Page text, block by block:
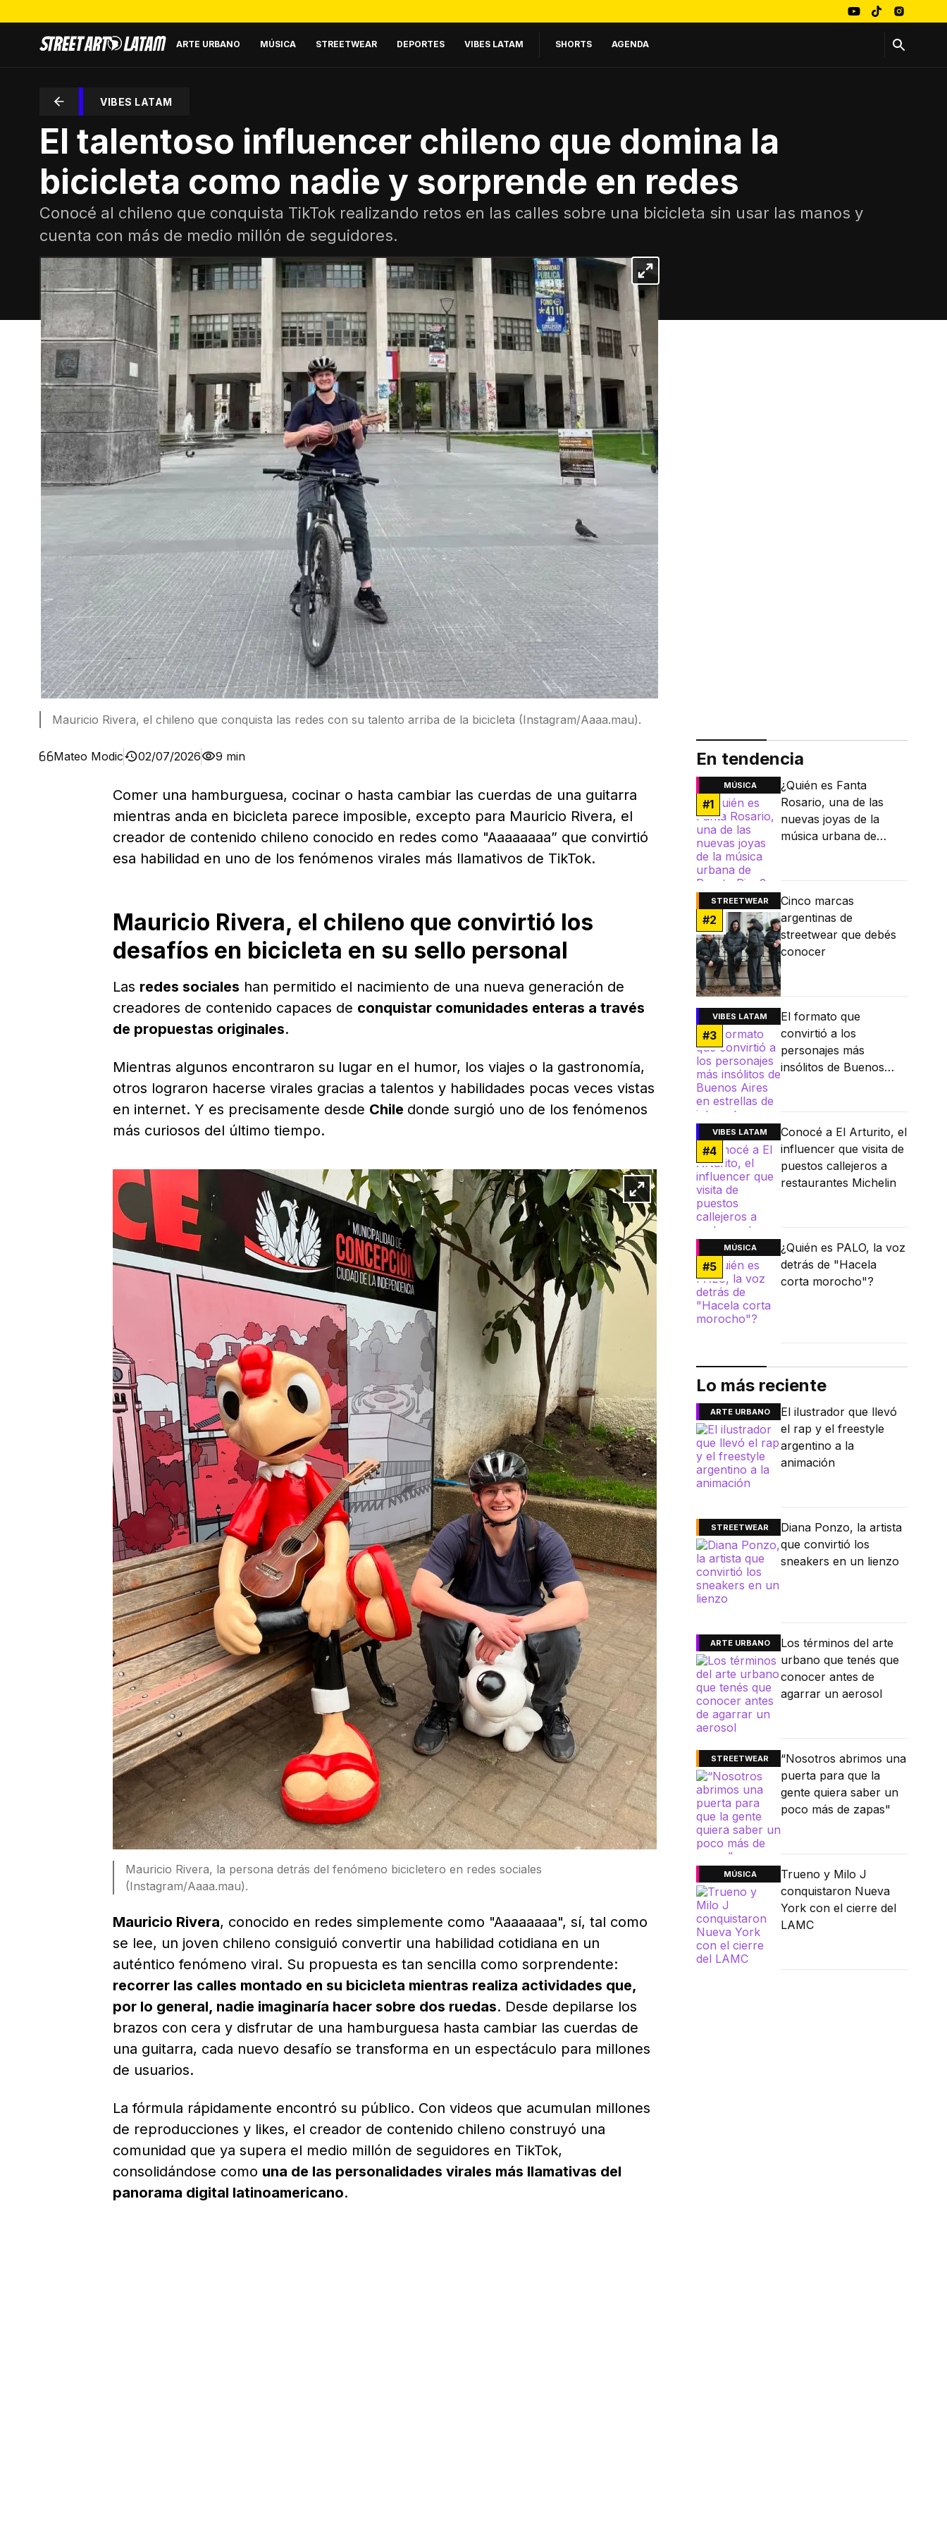
ARTE URBANO MÚSICA STREETWEAR DEPORTES VIBES LATAM SHORTS AGENDA
VIBES LATAM
El talentoso influencer chileno que domina la
bicicleta como nadie y sorprende en redes
Conocé al chileno que conquista TikTok realizando retos en las calles sobre una bicicleta sin usar las manos y
cuenta con más de medio millón de seguidores.
Mauricio Rivera, el chileno que conquista las redes con su talento arriba de la bicicleta (Instagram/Aaaa.mau).
Mateo Modic 02/07/2026 9 min
Comer una hamburguesa, cocinar o hasta cambiar las cuerdas de una guitarra
mientras anda en bicicleta parece imposible, excepto para Mauricio Rivera, el
creador de contenido chileno conocido en redes como "Aaaaaaaa” que convirtió
esa habilidad en uno de los fenómenos virales más llamativos de TikTok.
Mauricio Rivera, el chileno que convirtió los
desafíos en bicicleta en su sello personal
Las redes sociales han permitido el nacimiento de una nueva generación de
creadores de contenido capaces de conquistar comunidades enteras a través
de propuestas originales.
Mientras algunos encontraron su lugar en el humor, los viajes o la gastronomía,
otros lograron hacerse virales gracias a talentos y habilidades pocas veces vistas
en internet. Y es precisamente desde Chile donde surgió uno de los fenómenos
más curiosos del último tiempo.
Mauricio Rivera, la persona detrás del fenómeno bicicletero en redes sociales
(Instagram/Aaaa.mau).
Mauricio Rivera, conocido en redes simplemente como "Aaaaaaaa", sí, tal como
se lee, un joven chileno consiguió convertir una habilidad cotidiana en un
auténtico fenómeno viral. Su propuesta es tan sencilla como sorprendente:
recorrer las calles montado en su bicicleta mientras realiza actividades que,
por lo general, nadie imaginaría hacer sobre dos ruedas. Desde depilarse los
brazos con cera y disfrutar de una hamburguesa hasta cambiar las cuerdas de
una guitarra, cada nuevo desafío se transforma en un espectáculo para millones
de usuarios.
La fórmula rápidamente encontró su público. Con videos que acumulan millones
de reproducciones y likes, el creador de contenido chileno construyó una
comunidad que ya supera el medio millón de seguidores en TikTok,
consolidándose como una de las personalidades virales más llamativas del
panorama digital latinoamericano.
En tendencia
MÚSICA
#1
¿Quién es Fanta
Rosario, una de las
nuevas joyas de la
música urbana de
STREETWEAR
#2
Cinco marcas
argentinas de
streetwear que debés
conocer
VIBES LATAM
#3
El formato que
convirtió a los
personajes más
insólitos de Buenos
VIBES LATAM
#4
Conocé a El Arturito, el
influencer que visita de
puestos callejeros a
restaurantes Michelin
MÚSICA
#5
¿Quién es PALO, la voz
detrás de "Hacela
corta morocho"?
Lo más reciente
ARTE URBANO
El ilustrador que llevó
el rap y el freestyle
argentino a la
animación
STREETWEAR
Diana Ponzo, la artista
que convirtió los
sneakers en un lienzo
ARTE URBANO
Los términos del arte
urbano que tenés que
conocer antes de
agarrar un aerosol
STREETWEAR
“Nosotros abrimos una
puerta para que la
gente quiera saber un
poco más de zapas"
MÚSICA
Trueno y Milo J
conquistaron Nueva
York con el cierre del
LAMC